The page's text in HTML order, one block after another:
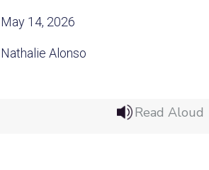
May 14, 2026
Nathalie Alonso
Read Aloud
Share a Link